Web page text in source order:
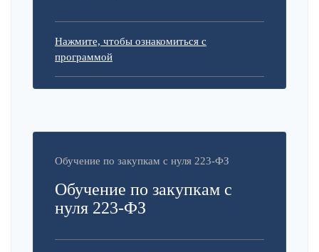
Нажмите, чтобы ознакомиться с
программой
Обучение по закупкам с нуля 223-ФЗ
Обучение по закупкам с
нуля 223-ФЗ